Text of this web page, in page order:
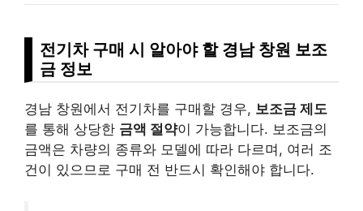
전기차 구매 시 알아야 할 경남 창원 보조
금 정보
경남 창원에서 전기차를 구매할 경우, 보조금 제도
를 통해 상당한 금액 절약이 가능합니다. 보조금의
금액은 차량의 종류와 모델에 따라 다르며, 여러 조
건이 있으므로 구매 전 반드시 확인해야 합니다.